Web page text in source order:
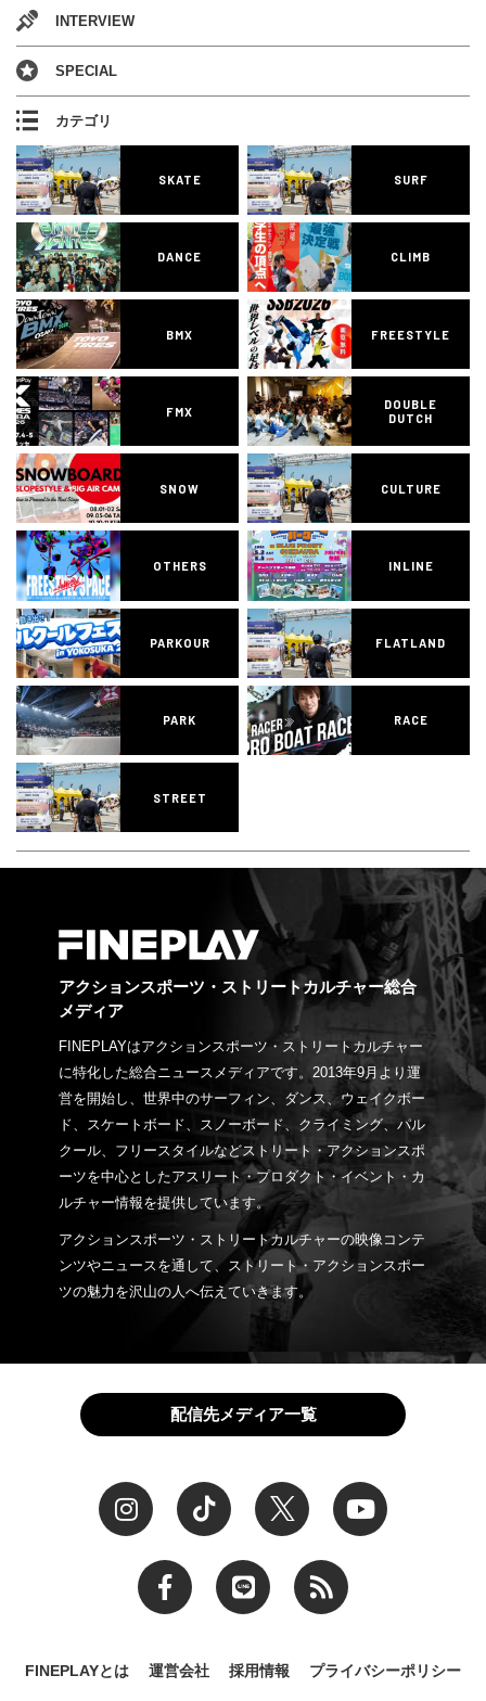
INTERVIEW
SPECIAL
カテゴリ
SKATE SURF
DANCE CLIMB
BMX FREESTYLE
FMX
DOUBLE
DUTCH
SNOW CULTURE
OTHERS INLINE
PARKOUR FLATLAND
PARK RACE
STREET
アクションスポーツ・ストリートカルチャー総合
メディア
FINEPLAYはアクションスポーツ・ストリートカルチャー
に特化した総合ニュースメディアです。2013年9月より運
営を開始し、世界中のサーフィン、ダンス、ウェイクボー
ド、スケートボード、スノーボード、クライミング、パル
クール、フリースタイルなどストリート・アクションスポ
ーツを中心としたアスリート・プロダクト・イベント・カ
ルチャー情報を提供しています。
アクションスポーツ・ストリートカルチャーの映像コンテ
ンツやニュースを通して、ストリート・アクションスポー
ツの魅力を沢山の人へ伝えていきます。
配信先メディア一覧
FINEPLAYとは 運営会社 採用情報 プライバシーポリシー